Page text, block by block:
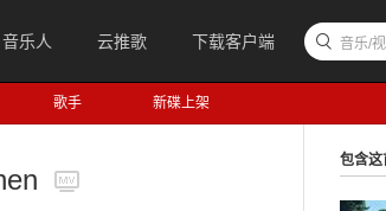
音乐人 云推歌 下载客户端 音乐/
歌手 新碟上架